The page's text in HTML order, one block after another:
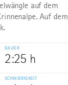
auf dem
Auf dem
DAUER
2:25 h
SCHWIERIGKEIT